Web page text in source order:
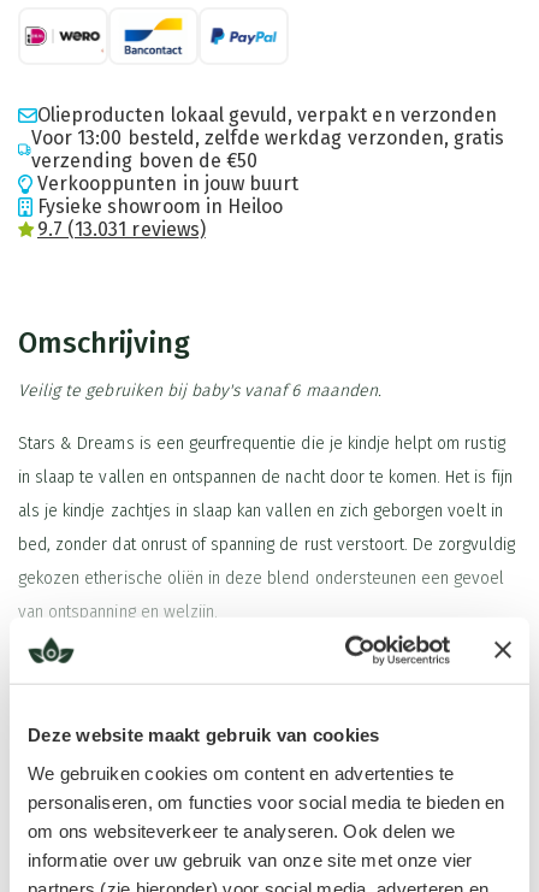
Deze website maakt gebruik van cookies
We gebruiken cookies om content en advertenties te
personaliseren, om functies voor social media te bieden en
om ons websiteverkeer te analyseren. Ook delen we
informatie over uw gebruik van onze site met onze vier
Olieproducten lokaal gevuld, verpakt en verzonden
Voor 13:00 besteld, zelfde werkdag verzonden, gratis
verzending boven de €50
Verkooppunten in jouw buurt
Fysieke showroom in Heiloo
9.7 (13.031 reviews)
Omschrijving
Veilig te gebruiken bij baby's vanaf 6 maanden.
Stars & Dreams is een geurfrequentie die je kindje helpt om rustig
in slaap te vallen en ontspannen de nacht door te komen. Het is fijn
als je kindje zachtjes in slaap kan vallen en zich geborgen voelt in
bed, zonder dat onrust of spanning de rust verstoort. De zorgvuldig
gekozen etherische oliën in deze blend ondersteunen een gevoel
van ontspanning en welzijn.
De blend bestaat uit heerlijke en veilige oliën voor de
en vormt het hoofdbestanddeel van deze geurfrequentie.
Palmarosaheeft een mild aardende werking die helpt de energie
van je kindje te centreren.Mandarijnenkamillebrengen zachtheid
en harmonie, waardoor de geurfrequentie prettig en liefdevol is
voor het energieveld van jonge kinderen.
Lees meer
Ingrediënten
Kamille Rooms 10%
Tips in gebruik